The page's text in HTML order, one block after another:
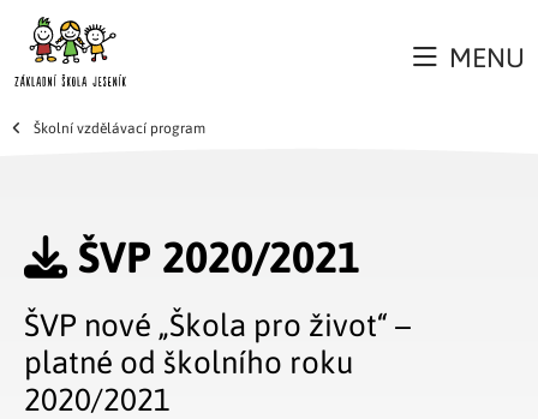
MENU
Školní vzdělávací program
ŠVP 2020/2021
ŠVP nové „Škola pro život“ –
platné od školního roku
2020/2021